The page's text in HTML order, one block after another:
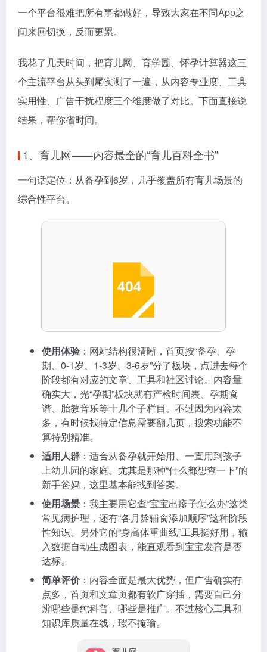
一个平台很难把所有事都做好，导致大家在不同App之
间来回切换，反而更累。
我花了几天时间，把育儿网、育学园、怀孕计算器这三
个主流平台从头到尾实测了一遍，从内容专业度、工具
实用性、广告干扰程度三个维度做了对比。下面直接说
结果，帮你省时间。
1、育儿网——内容最全的“育儿百科全书”
一句话定位：从备孕到6岁，几乎覆盖所有育儿场景的
综合性平台。
使用体验 ：网站结构很清晰，首页按“备孕、孕
期、0-1岁、1-3岁、3-6岁”分了板块，点进去每个
阶段都有对应的文章、工具和社区讨论。内容量
确实大，光“孕期”板块就有产检时间表、孕期食
谱、胎教音乐等十几个子栏目。不过因为内容太
多，有时候找特定信息需要翻几页，搜索功能不
算特别精准。
适用人群 ：适合从备孕就开始用、一直用到孩子
上幼儿园的家庭。尤其是那种“什么都想查一下”的
新手爸妈，这里基本能找到答案。
使用场景 ：我主要用它查“宝宝出疹子怎么办”这类
常见病护理，还有“各月龄辅食添加顺序”这种阶段
性知识。另外它的“身高体重曲线”工具挺好用，输
入数据自动生成图表，能直观看到宝宝发育是否
达标。
简单评价：内容全面是最大优势，但广告确实有
点多，首页和文章页都有软广穿插，需要自己分
辨哪些是纯科普、哪些是推广。不过核心工具和
知识库质量在线，瑕不掩瑜。